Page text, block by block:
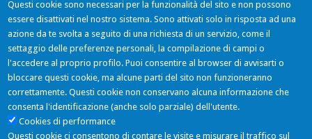
Outcome of the consultation with Member States, the applicant and EFSA
on the pesticide risk assessment for spiromesifen in light of
confirmatory data
Ultimi Tweets
NOAEL Project
Questi cookie sono necessari per la funzionalità del sito e non possono
essere disattivati nel nostro sistema. Sono attivati solo in risposta ad una
azione da te svolta a seguito di una richiesta di un servizio, come il
settaggio delle preferenze personali, la compilazione di campi o
l'accedere al proprio profilo. Puoi consentire al browser di avvisarti o
bloccare questi cookie, ma alcune parti del sito non funzioneranno
correttamente. Questi cookie non conservano alcuna informazione che
consenta l'identificazione (anche solo parziale) dell'utente.
Cookies di performance
Questi cookie ci consentono di contare le visite e misurare il traffico sul